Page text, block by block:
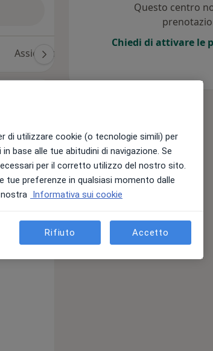
Assicurazioni
ciò
fa
a
da un
le
per
a
Questo centro
Chiedi di attivare le
di utilizzare cookie (o tecnologie simili) per
base alle tue abitudini di navigazione. Se
per il corretto utilizzo del nostro sito.
tue preferenze in qualsiasi momento dalle
Informativa sui cookie
Rifiuto Accetto